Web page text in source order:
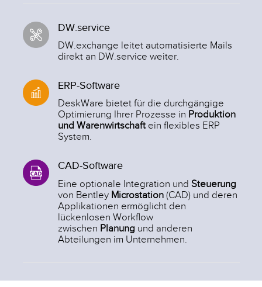
DW.service
DW.exchange leitet automatisierte Mails
direkt an DW.service weiter.
ERP-Software
DeskWare bietet für die durchgängige
Optimierung Ihrer Prozesse in Produktion
und Warenwirtschaftein flexibles ERP
System.
CAD-Software
Eine optionale Integration und Steuerung
von Bentley Microstation(CAD) und deren
Applikationen ermöglicht den
lückenlosen Workflow
zwischen Planung und anderen
Abteilungen im Unternehmen.